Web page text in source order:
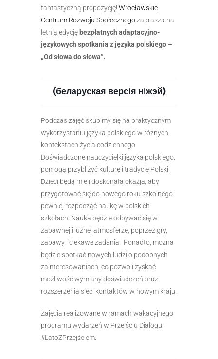
fantastyczną propozycję! Wrocławskie
Centrum Rozwoju Społecznegozaprasza na
letnią edycję bezpłatnych adaptacyjno-
językowych spotkania z języka polskiego –
„Od słowa do słowa”.
(беларуская версія ніжэй)
Podczas zajęć skupimy się na praktycznym
wykorzystaniu języka polskiego w różnych
kontekstach życia codziennego.
Doświadczone nauczycielki języka polskiego,
pomogą przybliżyć kulturę i tradycje Polski.
Dzieci będą mieli doskonała okazja, aby
przygotować się do nowego roku szkolnego i
pewniej rozpocząć naukę w polskich
szkołach. Nauka będzie odbywać się w
zabawnej i luźnej atmosferze, poprzez gry,
zabawy i ciekawe zadania. Ponadto, można
będzie spotkać nowych ludzi o podobnych
zainteresowaniach, co pozwoli zyskać
możliwość wymiany doświadczeń oraz
rozszerzenia sieci kontaktów w nowym kraju.
Zajęcia realizowane w ramach wakacyjnego
programu wydarzeń w Przejściu Dialogu –
#LatoZPrzejściem.